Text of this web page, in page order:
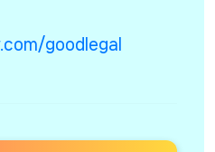
goodlegal